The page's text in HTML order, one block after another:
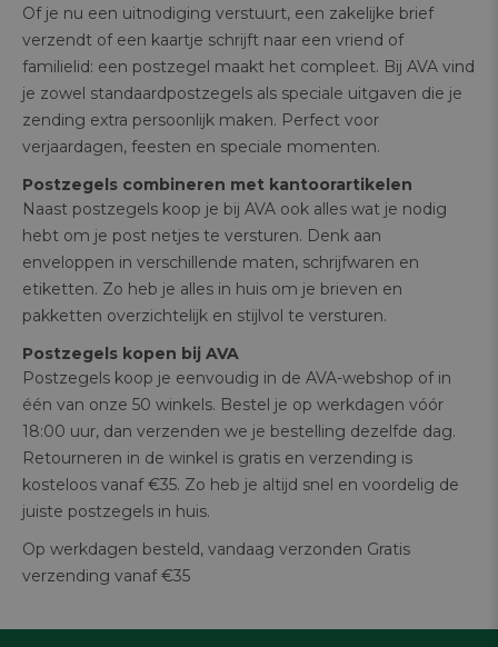
Of je nu een uitnodiging verstuurt, een zakelijke brief
verzendt of een kaartje schrijft naar een vriend of
familielid: een postzegel maakt het compleet. Bij AVA vind
je zowel standaardpostzegels als speciale uitgaven die je
zending extra persoonlijk maken. Perfect voor
verjaardagen, feesten en speciale momenten.
Postzegels combineren met kantoorartikelen
Naast postzegels koop je bij AVA ook alles wat je nodig
hebt om je post netjes te versturen. Denk aan
enveloppen in verschillende maten, schrijfwaren en
etiketten. Zo heb je alles in huis om je brieven en
pakketten overzichtelijk en stijlvol te versturen.
Postzegels kopen bij AVA
Postzegels koop je eenvoudig in de AVA-webshop of in
één van onze 50 winkels. Bestel je op werkdagen vóór
18:00 uur, dan verzenden we je bestelling dezelfde dag.
Retourneren in de winkel is gratis en verzending is
kosteloos vanaf €35. Zo heb je altijd snel en voordelig de
juiste postzegels in huis.
Op werkdagen besteld, vandaag verzonden Gratis
verzending vanaf €35